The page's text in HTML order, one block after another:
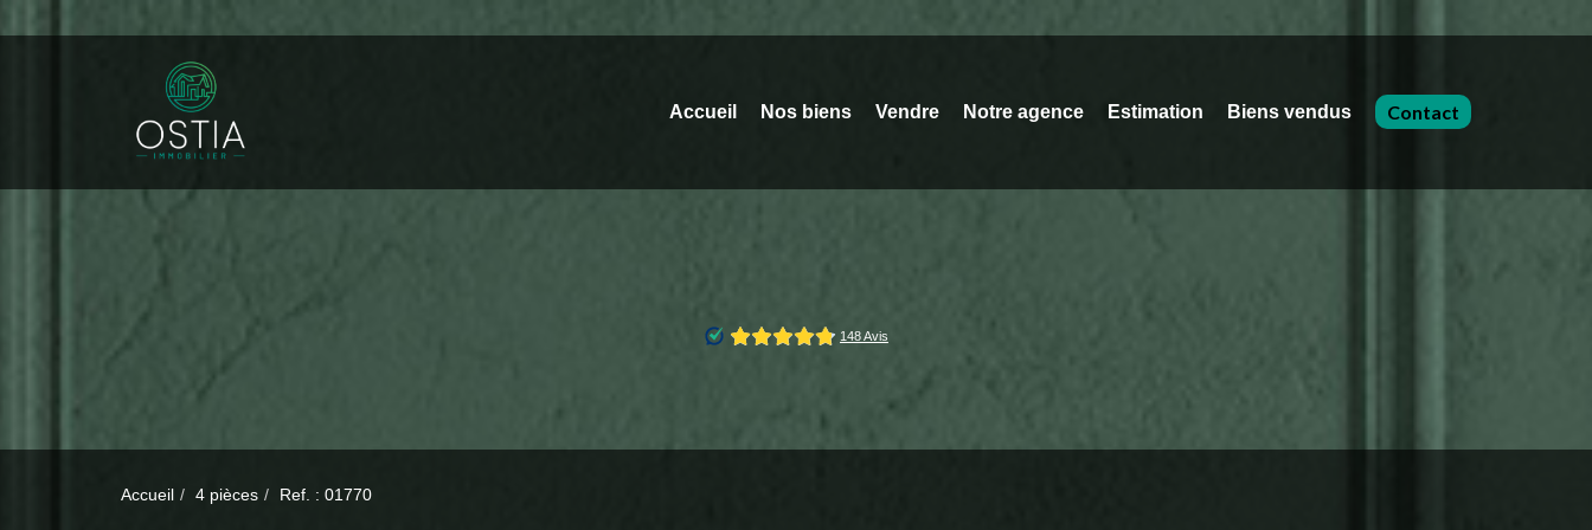
Accueil Nos biens Vendre Notre agence Estimation Biens vendus Contact
Accueil 4 pièces Ref. : 01770